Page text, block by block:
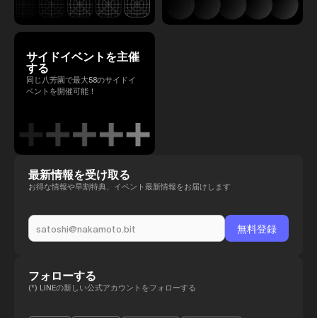
サイドイベントを主催
する
同じ八芳園で最大58のサイドイ
ベントを開催可能！
最新情報を受け取る
お得な情報や早割特典、イベント最新情報をお届けします
フォローする
(*) LINEの新しい公式アカウントをフォローする